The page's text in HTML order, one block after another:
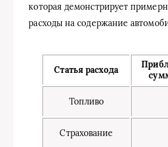
которая демонстрирует
расходы на содержание
Статья расхода
Топливо
Страхование